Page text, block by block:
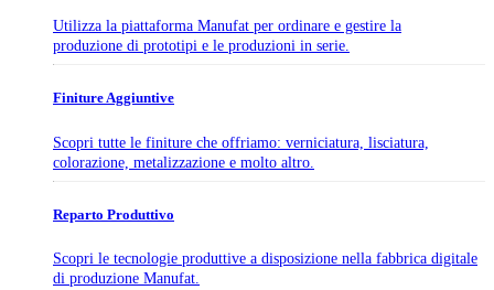
Utilizza la piattaforma Manufat per ordinare e gestire la
produzione di prototipi e le produzioni in serie.
Finiture Aggiuntive
Scopri tutte le finiture che offriamo: verniciatura, lisciatura,
colorazione, metalizzazione e molto altro.
Reparto Produttivo
Scopri le tecnologie produttive a disposizione nella fabbrica digitale
di produzione Manufat.